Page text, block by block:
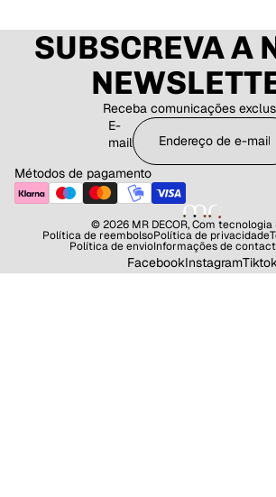
SUBSCREVA A
Receba comunicações
E-
mail
Métodos de pagamento
© 2026 MR DECOR,Com tecnologia
Política de reembolsoPolítica de privacidade
Política de envioInformações de
FacebookInstagram